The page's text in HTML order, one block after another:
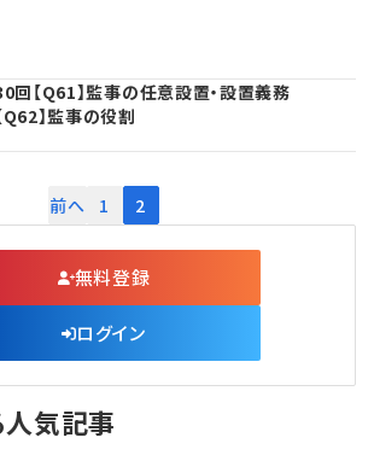
回【Q61】監事の任意設置・設置義務
Q62】監事の役割
前へ 1 2
無料登録
ログイン
人気記事